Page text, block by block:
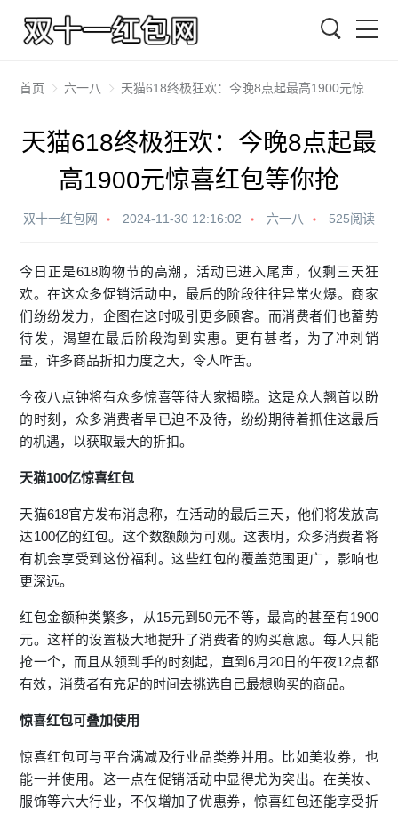
首页 六一八 天猫618终极狂欢：今晚8点起最高1900元惊喜红包等你抢
天猫618终极狂欢：今晚8点起最
高1900元惊喜红包等你抢
双十一红包网 2024-11-30 12:16:02 六一八 525阅读
今日正是618购物节的高潮，活动已进入尾声，仅剩三天狂
欢。在这众多促销活动中，最后的阶段往往异常火爆。商家
们纷纷发力，企图在这时吸引更多顾客。而消费者们也蓄势
待发，渴望在最后阶段淘到实惠。更有甚者，为了冲刺销
量，许多商品折扣力度之大，令人咋舌。
今夜八点钟将有众多惊喜等待大家揭晓。这是众人翘首以盼
的时刻，众多消费者早已迫不及待，纷纷期待着抓住这最后
的机遇，以获取最大的折扣。
天猫100亿惊喜红包
天猫618官方发布消息称，在活动的最后三天，他们将发放高
达100亿的红包。这个数额颇为可观。这表明，众多消费者将
有机会享受到这份福利。这些红包的覆盖范围更广，影响也
更深远。
红包金额种类繁多，从15元到50元不等，最高的甚至有1900
元。这样的设置极大地提升了消费者的购买意愿。每人只能
抢一个，而且从领到手的时刻起，直到6月20日的午夜12点都
有效，消费者有充足的时间去挑选自己最想购买的商品。
惊喜红包可叠加使用
惊喜红包可与平台满减及行业品类券并用。比如美妆券，也
能一并使用。这一点在促销活动中显得尤为突出。在美妆、
服饰等六大行业，不仅增加了优惠券，惊喜红包还能享受折